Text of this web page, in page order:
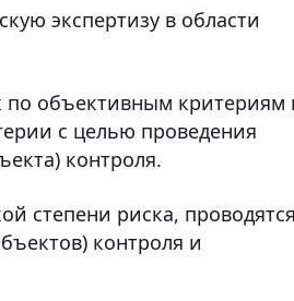
экспертизу в области
по объективным критериям
с целью проведения
контроля.
степени риска,
контроля и